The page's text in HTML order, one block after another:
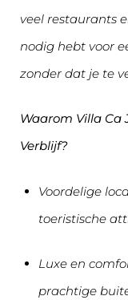
veel restaurants
nodig hebt voor
zonder dat je te
Waarom Villa Ca
Verblijf?
Voordelige
toeristische
Luxe en
prachtige